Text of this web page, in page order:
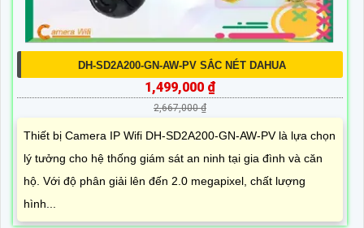
DH-SD2A200-GN-AW-PV SẮC NÉT DAHUA
1,499,000 ₫
2,667,000 ₫
Thiết bị Camera IP Wifi DH-SD2A200-GN-AW-PV là lựa chọn
lý tưởng cho hệ thống giám sát an ninh tại gia đình và căn
hộ. Với độ phân giải lên đến 2.0 megapixel, chất lượng
hình...